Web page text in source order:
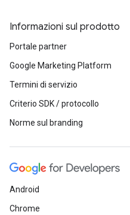
Informazioni sul prodotto
Portale partner
Google Marketing Platform
Termini di servizio
Criterio SDK / protocollo
Norme sul branding
Android
Chrome